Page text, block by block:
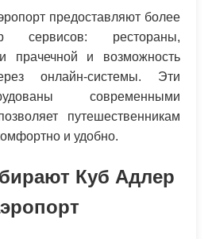
предоставляют более
сервисов: рестораны,
прачечной и возможность
онлайн-системы. Эти
современными
путешественникам
и удобно.
Куб Адлер